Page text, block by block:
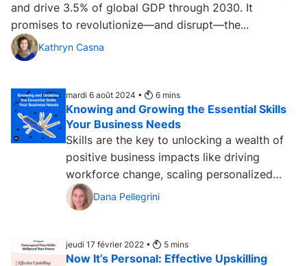
and drive 3.5% of global GDP through 2030. It
promises to revolutionize—and disrupt—the...
Kathryn Casna
mardi 6 août 2024 • 6 mins
Knowing and Growing the Essential Skills
Your Business Needs
Skills are the key to unlocking a wealth of
positive business impacts like driving
workforce change, scaling personalized
development, improving...
Dana Pellegrini
jeudi 17 février 2022 • 5 mins
Now It’s Personal: Effective Upskilling